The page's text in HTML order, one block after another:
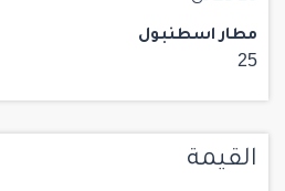
مطار اسطنبول
25
القيمة